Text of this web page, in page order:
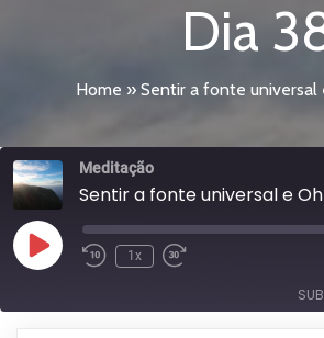
Dia
Home » Sentir a fonte universal
Meditação
Sentir a fonte universal e
Reproduzir
episódio
1x